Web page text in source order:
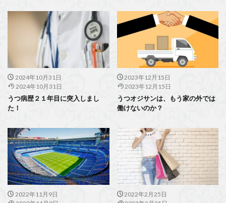
2024年10月31日
2024年10月31日
うつ病歴２１年目に突入しまし
た！
2023年12月15日
2023年12月15日
うつオジサンは、もう家の外では
働けないのか？
2022年11月9日
2022年2月25日